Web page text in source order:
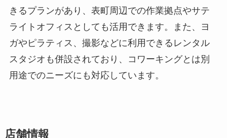
きるプランがあり、表町周辺での作業拠点やサテ
ライトオフィスとしても活用できます。また、ヨ
ガやピラティス、撮影などに利用できるレンタル
スタジオも併設されており、コワーキングとは別
用途でのニーズにも対応しています。
店舗情報